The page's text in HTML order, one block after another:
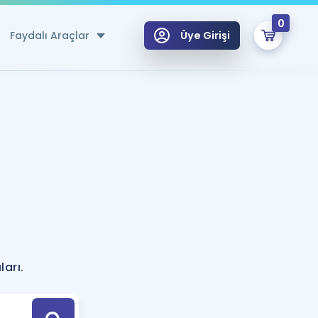
Faydalı Araçlar
Hesaplama Aracı
için Öneriler
Tek Takvimde
Üye Girişi
0
Hoca ile seni sınava hazırlayacak onlarca eğitim seni bekliyor!